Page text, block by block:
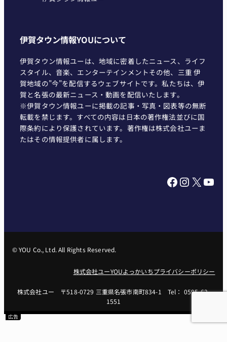
伊賀タウン情報YOUについて
伊賀タウン情報ユーは、地域に密着したニュース、ライフ
スタイル、音楽、エンターテインメントその他、三重 伊
賀地域の"今"を配信するウェブサイトです。私たちは、伊
賀と名張の最新ニュース・動画を配信いたします。
※伊賀タウン情報ユーに掲載の記事・写真・図表等の無断
転載を禁じます。すべての内容は日本の著作権法並びに国
際条約により保護されています。著作権は株式会社ユーま
たはその情報提供者に属します。
Facebook InstagramX YouTube
© YOU Co., Ltd. All Rights Reserved.
株式会社ユーYOUよっかいちプライバシーポリシー
株式会社ユー 〒518-0729 三重県名張市南町834-1 Tel： 0595-62-
1551